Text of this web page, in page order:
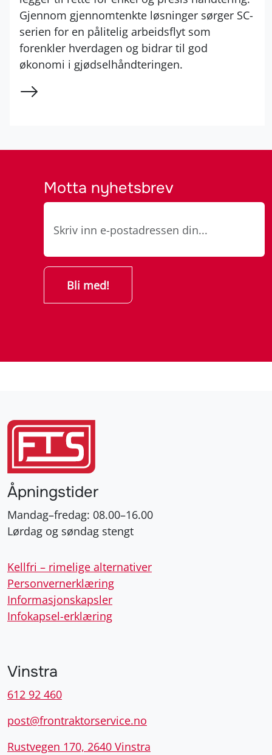
Gjennom gjennomtenkte løsninger sørger SC-
serien for en pålitelig arbeidsflyt som
forenkler hverdagen og bidrar til god
økonomi i gjødselhåndteringen.
Motta nyhetsbrev
Åpningstider
Mandag–fredag: 08.00–16.00
Lørdag og søndag stengt
Kellfri – rimelige alternativer
Personvernerklæring
Informasjonskapsler
Infokapsel-erklæring
Vinstra
612 92 460
post@frontraktorservice.no
Rustvegen 170, 2640 Vinstra